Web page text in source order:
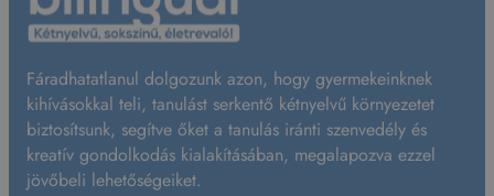
a
j
s
z
k
y
B
Fáradhatatlanul dolgozunk azon, hogy gyermekeinknek
kihívásokkal teli, tanulást serkentő kétnyelvű környezetet
biztosítsunk, segítve őket a tanulás iránti szenvedély és
kreatív gondolkodás kialakításában, megalapozva ezzel
jövőbeli lehetőségeiket.